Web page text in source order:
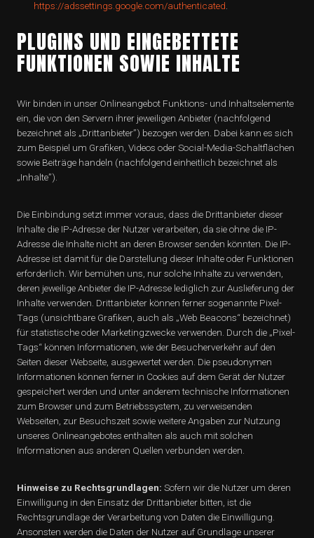
https://adssettings.google.com/authenticated
PLUGINS UND EINGEBETTETE
FUNKTIONEN SOWIE INHALTE
Wir binden in unser Onlineangebot Funktions- und Inhaltselemente
ein, die von den Servern ihrer jeweiligen Anbieter (nachfolgend
bezeichnet als „Drittanbieter”) bezogen werden. Dabei kann es sich
zum Beispiel um Grafiken, Videos oder Social-Media-Schaltflächen
sowie Beiträge handeln (nachfolgend einheitlich bezeichnet als
„Inhalte”).
Die Einbindung setzt immer voraus, dass die Drittanbieter dieser
Inhalte die IP-Adresse der Nutzer verarbeiten, da sie ohne die IP-
Adresse die Inhalte nicht an deren Browser senden könnten. Die IP-
Adresse ist damit für die Darstellung dieser Inhalte oder Funktionen
erforderlich. Wir bemühen uns, nur solche Inhalte zu verwenden,
deren jeweilige Anbieter die IP-Adresse lediglich zur Auslieferung der
Inhalte verwenden. Drittanbieter können ferner sogenannte Pixel-
Tags (unsichtbare Grafiken, auch als „Web Beacons“ bezeichnet)
für statistische oder Marketingzwecke verwenden. Durch die „Pixel-
Tags“ können Informationen, wie der Besucherverkehr auf den
Seiten dieser Webseite, ausgewertet werden. Die pseudonymen
Informationen können ferner in Cookies auf dem Gerät der Nutzer
gespeichert werden und unter anderem technische Informationen
zum Browser und zum Betriebssystem, zu verweisenden
Webseiten, zur Besuchszeit sowie weitere Angaben zur Nutzung
unseres Onlineangebotes enthalten als auch mit solchen
Informationen aus anderen Quellen verbunden werden.
Hinweise zu Rechtsgrundlagen: Sofern wir die Nutzer um deren
Einwilligung in den Einsatz der Drittanbieter bitten, ist die
Rechtsgrundlage der Verarbeitung von Daten die Einwilligung.
Ansonsten werden die Daten der Nutzer auf Grundlage unserer